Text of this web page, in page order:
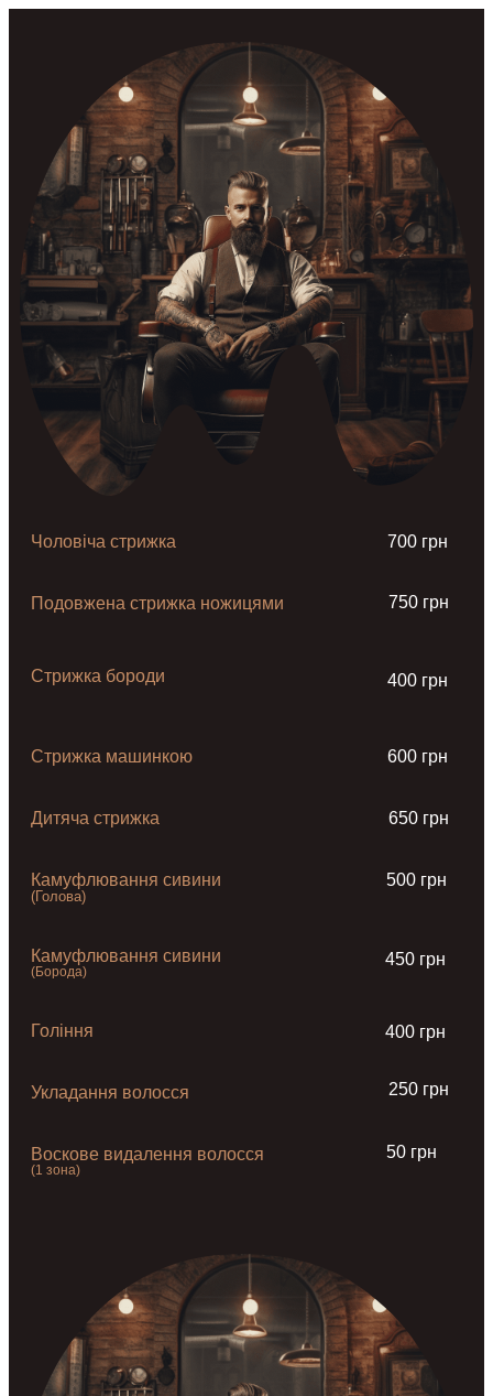
Чоловіча стрижка 700 грн
Подовжена стрижка ножицями 750 грн
Стрижка бороди 400 грн
Стрижка машинкою 600 грн
Дитяча стрижка 650 грн
Камуфлювання сивини
(Голова)
500 грн
Камуфлювання сивини
(Борода)
450 грн
Гоління 400 грн
Укладання волосся 250 грн
Воскове видалення волосся
(1 зона)
50 грн